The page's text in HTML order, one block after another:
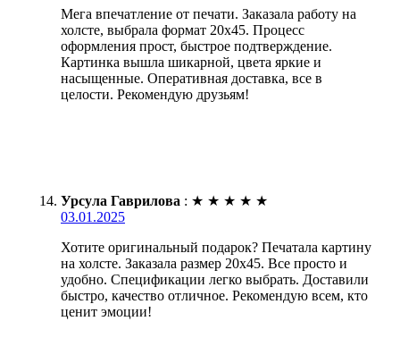
Мега впечатление от печати. Заказала работу на
холсте, выбрала формат 20х45. Процесс
оформления прост, быстрое подтверждение.
Картинка вышла шикарной, цвета яркие и
насыщенные. Оперативная доставка, все в
целости. Рекомендую друзьям!
Урсула Гаврилова : ★ ★ ★ ★ ★
03.01.2025
Хотите оригинальный подарок? Печатала картину
на холсте. Заказала размер 20х45. Все просто и
удобно. Спецификации легко выбрать. Доставили
быстро, качество отличное. Рекомендую всем, кто
ценит эмоции!